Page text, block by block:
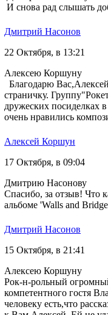
И снова рад слышать
Дмитрий Насонов
22 Октября, в 13:21
Алексею Коршуну
Благодарю
страничку.
дружеских посиделках
очень нравились
Алексей Коршун
17 Октября, в 09:04
Дмитрию Насонову
Спасибо, за отзыв! Что
альбоме 'Walls and
Дмитрий Насонов
15 Октября, в 21:41
Алексею Коршуну
Рок-н-рольный
компетентного гостя
человеку есть,что